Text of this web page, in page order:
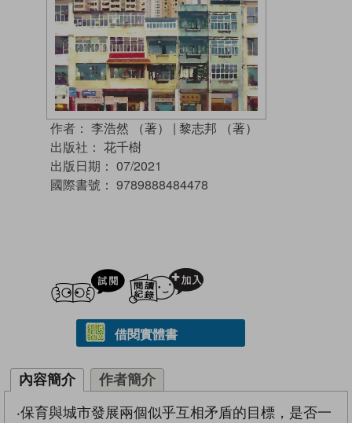
作者： 李浩然 （著） | 黎志邦 （著）
出版社： 花千樹
出版日期： 07/2021
國際書號： 9789888484478
試閲
借閱實體書
內容簡介 作者簡介
‧保育與城市發展兩個似乎互相矛盾的目標，是否一